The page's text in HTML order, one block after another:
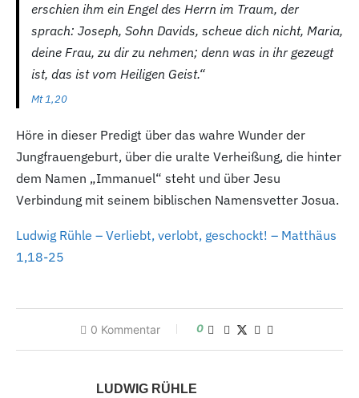
erschien ihm ein Engel des Herrn im Traum, der
sprach: Joseph, Sohn Davids, scheue dich nicht, Maria,
deine Frau, zu dir zu nehmen; denn was in ihr gezeugt
ist, das ist vom Heiligen Geist.“
Mt 1,20
Höre in dieser Predigt über das wahre Wunder der
Jungfrauengeburt, über die uralte Verheißung, die hinter
dem Namen „Immanuel“ steht und über Jesu
Verbindung mit seinem biblischen Namensvetter Josua.
Ludwig Rühle – Verliebt, verlobt, geschockt! – Matthäus
1,18-25
0 Kommentar 0
LUDWIG RÜHLE